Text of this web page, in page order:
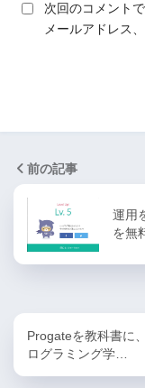
次回のコメント
メールアドレス
前の記事
運用
を無
Progateを教科書に
ログラミング学…